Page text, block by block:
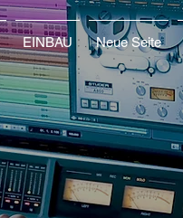
EINBAU Neue Seite